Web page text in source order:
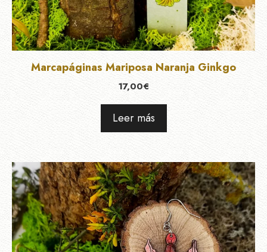
Marcapáginas Mariposa Naranja Ginkgo
17,00€
Leer más